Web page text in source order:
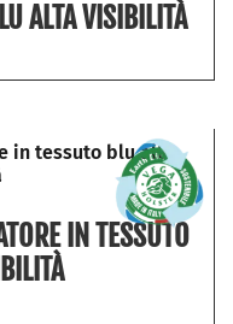
ALTA VISIBILITÀ
IN TESSUTO